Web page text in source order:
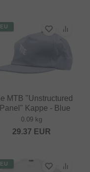
MTB "Unstructured
Kappe - Blue
0.09 kg
29.37 EUR